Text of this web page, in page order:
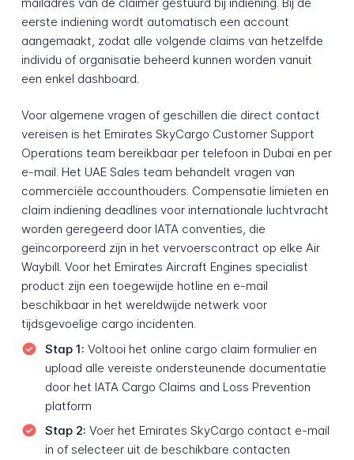
eerste indiening wordt automatisch een account
aangemaakt, zodat alle volgende claims van hetzelfde
individu of organisatie beheerd kunnen worden vanuit
een enkel dashboard.
Voor algemene vragen of geschillen die direct contact
vereisen is het Emirates SkyCargo Customer Support
Operations team bereikbaar per telefoon in Dubai en per
e-mail. Het UAE Sales team behandelt vragen van
commerciële accounthouders. Compensatie limieten en
claim indiening deadlines voor internationale luchtvracht
worden geregeerd door IATA conventies, die
geïncorporeerd zijn in het vervoerscontract op elke Air
Waybill. Voor het Emirates Aircraft Engines specialist
product zijn een toegewijde hotline en e-mail
beschikbaar in het wereldwijde netwerk voor
tijdsgevoelige cargo incidenten.
Stap 1: Voltooi het online cargo claim formulier en
upload alle vereiste ondersteunende documentatie
door het IATA Cargo Claims and Loss Prevention
platform
Stap 2: Voer het Emirates SkyCargo contact e-mail
in of selecteer uit de beschikbare contacten